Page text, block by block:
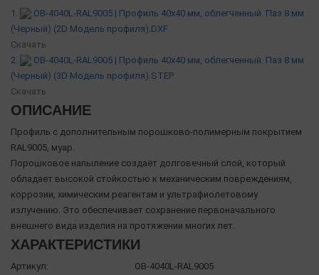
1.
OB-4040L-RAL9005 | Профиль 40х40 мм, облегченный. Паз 8 мм
(Черный) (2D Модель профиля).DXF
Скачать
2.
OB-4040L-RAL9005 | Профиль 40х40 мм, облегченный. Паз 8 мм
(Черный) (3D Модель профиля).STEP
Скачать
ОПИСАНИЕ
Профиль с дополнительным порошково-полимерным покрытием
RAL9005, муар.
Порошковое напыление создаёт долговечный слой, который
обладает высокой стойкостью к механическим повреждениям,
коррозии, химическим реагентам и ультрафиолетовому
излучению. Это обеспечивает сохранение первоначального
внешнего вида изделия на протяжении многих лет.
ХАРАКТЕРИСТИКИ
Артикул:
OB-4040L-RAL9005